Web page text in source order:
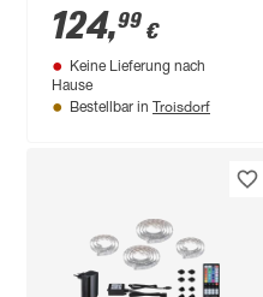
124,99 €
Keine Lieferung nach
Hause
Bestellbar in Troisdorf